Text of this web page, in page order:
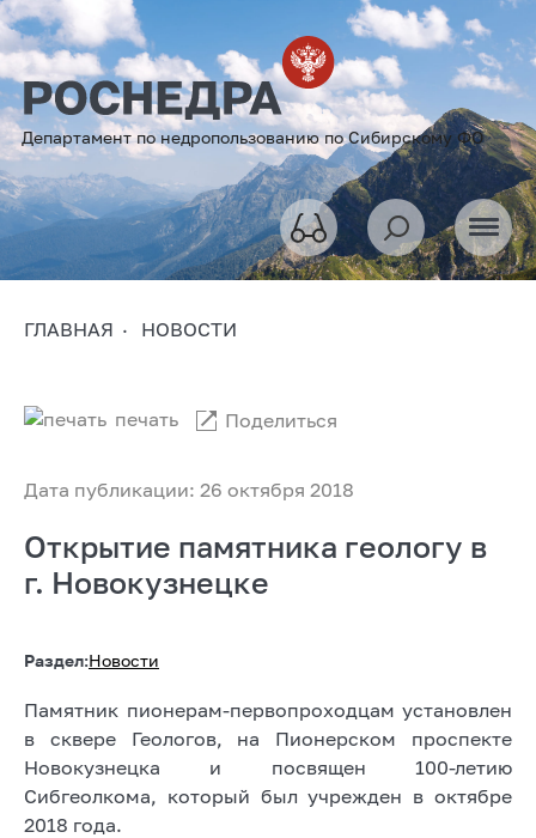
Департамент по недропользованию по Сибирскому ФО
ГЛАВНАЯ НОВОСТИ
Дата публикации: 26 октября 2018
печать Поделиться
Открытие памятника геологу в
г. Новокузнецке
Раздел:Новости
Памятник пионерам-первопроходцам установлен
в сквере Геологов, на Пионерском проспекте
Новокузнецка и посвящен 100-летию
Сибгеолкома, который был учрежден в октябре
2018 года.